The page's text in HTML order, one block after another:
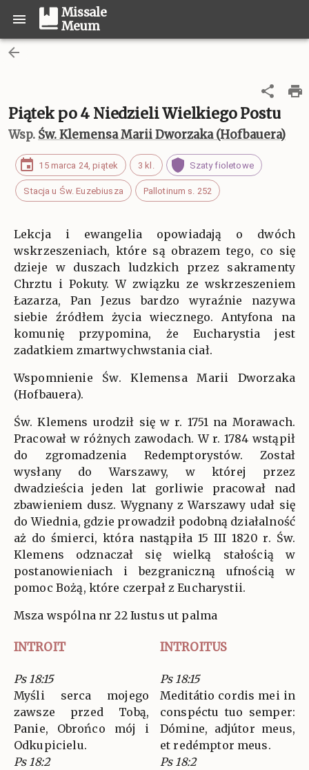
Missale
Meum
Piątek po 4 Niedzieli Wielkiego Postu
Wsp. Św. Klemensa Marii Dworzaka (Hofbauera)
15 marca 24, piątek 3 kl. Szaty fioletowe
Stacja u Św. Euzebiusza Pallotinum s. 252
Lekcja i ewangelia opowiadają o dwóch
wskrzeszeniach, które są obrazem tego, co się
dzieje w duszach ludzkich przez sakramenty
Chrztu i Pokuty. W związku ze wskrzeszeniem
Łazarza, Pan Jezus bardzo wyraźnie nazywa
siebie źródłem życia wiecznego. Antyfona na
komunię przypomina, że Eucharystia jest
zadatkiem zmartwychwstania ciał.
Wspomnienie Św. Klemensa Marii Dworzaka
(Hofbauera).
Św. Klemens urodził się w r. 1751 na Morawach.
Pracował w różnych zawodach. W r. 1784 wstąpił
do zgromadzenia Redemptorystów. Został
wysłany do Warszawy, w której przez
dwadzieścia jeden lat gorliwie pracował nad
zbawieniem dusz. Wygnany z Warszawy udał się
do Wiednia, gdzie prowadził podobną działalność
aż do śmierci, która nastąpiła 15 III 1820 r. Św.
Klemens odznaczał się wielką stałością w
postanowieniach i bezgraniczną ufnością w
pomoc Bożą, które czerpał z Eucharystii.
Msza wspólna nr 22 Iustus ut palma
INTROIT INTROITUS
Ps 18:15
Myśli serca mojego
zawsze przed Tobą,
Panie, Obrońco mój i
Odkupicielu.
Ps 18:2
Ps 18:15
Meditátio cordis mei in
conspéctu tuo semper:
Dómine, adjútor meus,
et redémptor meus.
Ps 18:2